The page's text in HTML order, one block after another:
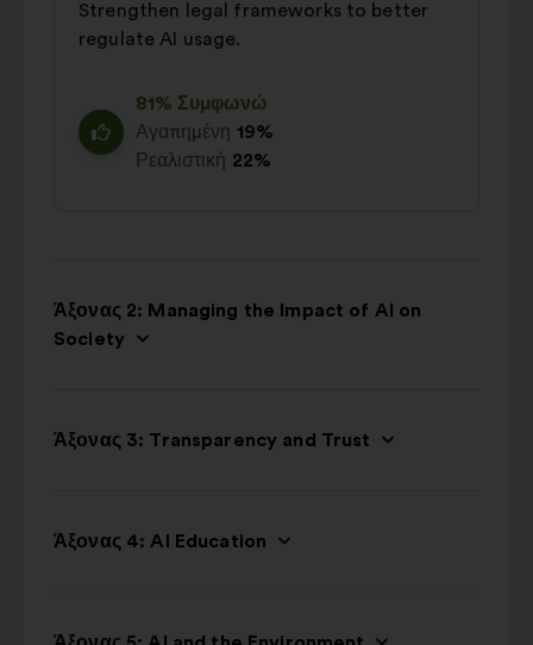
Strengthen legal frameworks to better
regulate AI usage.
81% Συμφωνώ
Αγαπημένη 19%
Ρεαλιστική 22%
Άξονας 2: Managing the Impact of AI on
Society
Άξονας 3: Transparency and Trust
Άξονας 4: AI Education